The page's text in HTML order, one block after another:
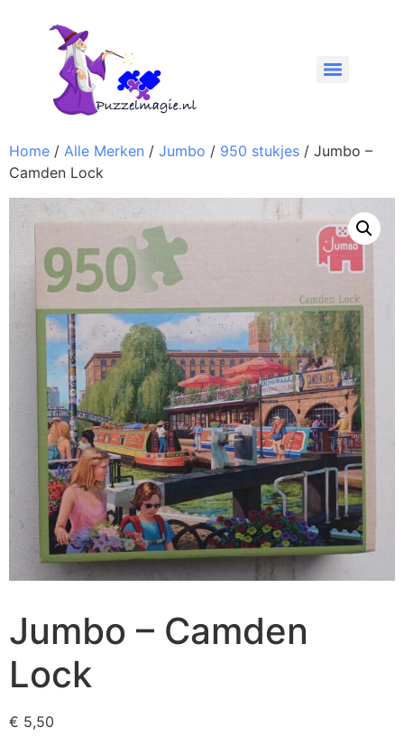
Home / Alle Merken / Jumbo / 950 stukjes / Jumbo –
Camden Lock
Jumbo – Camden
Lock
€ 5,50